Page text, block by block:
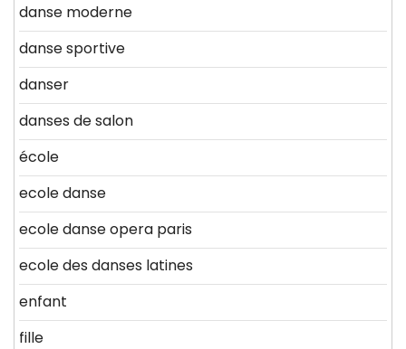
danse moderne
danse sportive
danser
danses de salon
école
ecole danse
ecole danse opera paris
ecole des danses latines
enfant
fille